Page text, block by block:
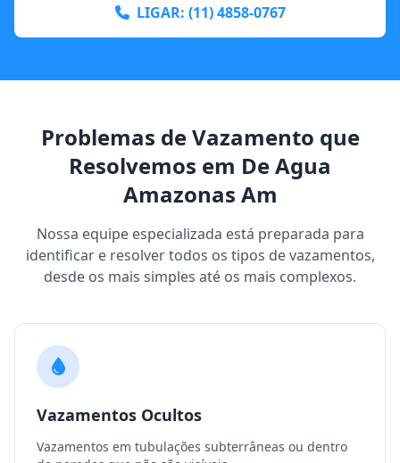
LIGAR: (11) 4858-0767
Problemas de Vazamento que
Resolvemos em De Agua
Amazonas Am
Nossa equipe especializada está preparada para
identificar e resolver todos os tipos de vazamentos,
desde os mais simples até os mais complexos.
Vazamentos Ocultos
Vazamentos em tubulações subterrâneas ou dentro